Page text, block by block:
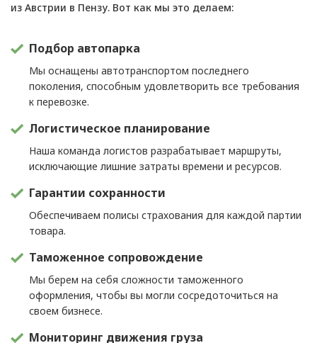
из Австрии в Пензу. Вот как мы это делаем:
Подбор автопарка
Мы оснащены автотранспортом последнего
поколения, способным удовлетворить все требования
к перевозке.
Логистическое планирование
Наша команда логистов разрабатывает маршруты,
исключающие лишние затраты времени и ресурсов.
Гарантии сохранности
Обеспечиваем полисы страхования для каждой партии
товара.
Таможенное сопровождение
Мы берем на себя сложности таможенного
оформления, чтобы вы могли сосредоточиться на
своем бизнесе.
Мониторинг движения груза